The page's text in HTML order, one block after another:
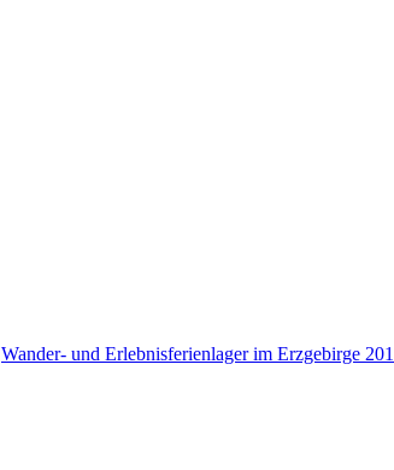
Wander- und Erlebnisferienlager im Erzgebirge